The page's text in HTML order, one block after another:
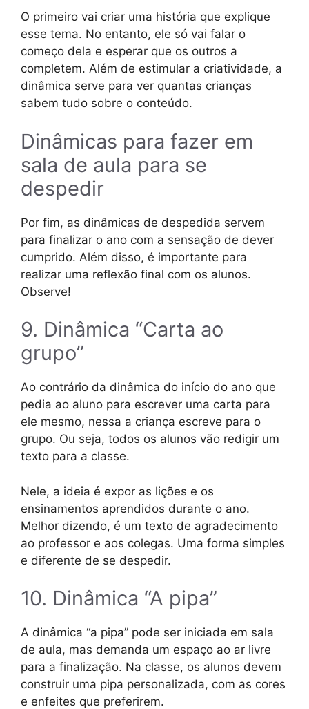
O primeiro vai criar uma história que explique
esse tema. No entanto, ele só vai falar o
começo dela e esperar que os outros a
completem. Além de estimular a criatividade, a
dinâmica serve para ver quantas crianças
sabem tudo sobre o conteúdo.
Dinâmicas para fazer em
sala de aula para se
despedir
Por fim, as dinâmicas de despedida servem
para finalizar o ano com a sensação de dever
cumprido. Além disso, é importante para
realizar uma reflexão final com os alunos.
Observe!
9. Dinâmica “Carta ao
grupo”
Ao contrário da dinâmica do início do ano que
pedia ao aluno para escrever uma carta para
ele mesmo, nessa a criança escreve para o
grupo. Ou seja, todos os alunos vão redigir um
texto para a classe.
Nele, a ideia é expor as lições e os
ensinamentos aprendidos durante o ano.
Melhor dizendo, é um texto de agradecimento
ao professor e aos colegas. Uma forma simples
e diferente de se despedir.
10. Dinâmica “A pipa”
A dinâmica “a pipa” pode ser iniciada em sala
de aula, mas demanda um espaço ao ar livre
para a finalização. Na classe, os alunos devem
construir uma pipa personalizada, com as cores
e enfeites que preferirem.